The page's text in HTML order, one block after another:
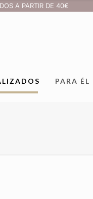
PARA ÉL
A PARTIR DE 40€